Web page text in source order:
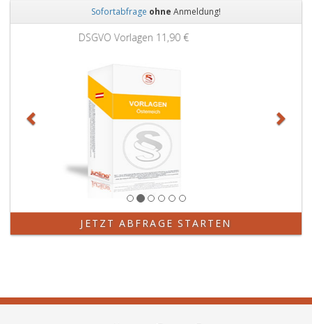
Sofortabfrage ohne Anmeldung!
Grundbuchauszug 11,90 €
JETZT ABFRAGE STARTEN